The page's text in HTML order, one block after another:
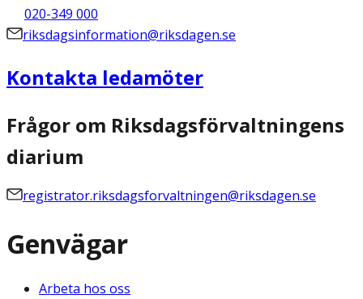
020-349 000
riksdagsinformation@riksdagen.se
Kontakta ledamöter
Frågor om Riksdagsförvaltningens
diarium
registrator.riksdagsforvaltningen@riksdagen.se
Genvägar
Arbeta hos oss